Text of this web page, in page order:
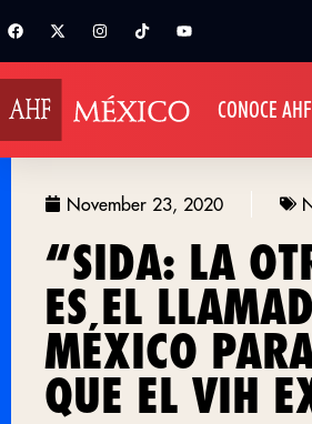
CONOCE AHF
November 23, 2020
“SIDA: LA
ES EL
MÉXICO
QUE EL VIH